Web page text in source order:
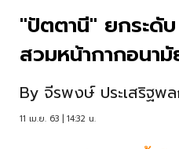
"ปัตตานี" ยกระดั
สวมหน้ากากอนา
By จีรพงษ์ ประเสริฐพ
11 เม.ย. 63 | 14:32 น.